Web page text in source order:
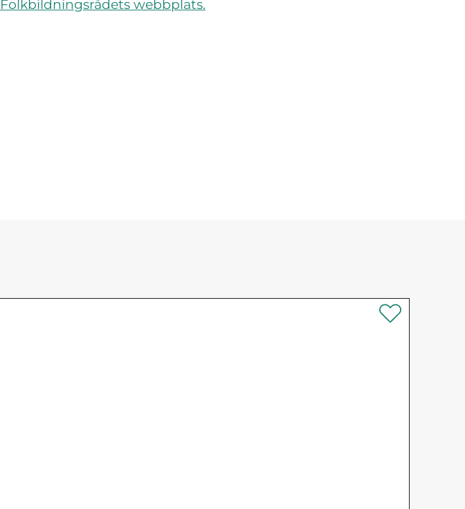
Folkbildningsrådets webbplats.